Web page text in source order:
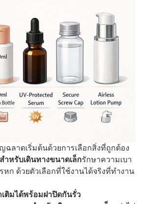
ฉลาดเริ่มต้นด้วยการเลือกสิ่งที่ถูกต้อง
ำหรับเดินทางขนาดเล็กรักษาความเบา
ก ด้วยตัวเลือกที่ใช้งานได้จริงที่ทำงาน
ติมได้พร้อมฝาปิดกันรั่ว